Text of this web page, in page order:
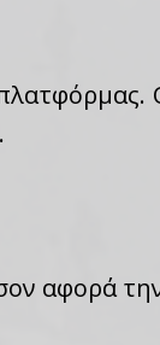
αφορά